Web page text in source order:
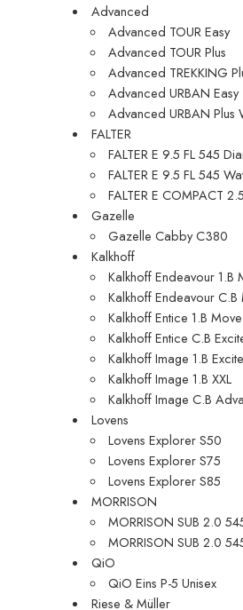
Advanced
Advanced TOUR Easy
Advanced TOUR Plus
Advanced TREKKING
Advanced URBAN Easy
Advanced URBAN Plus
FALTER
FALTER E 9.5 FL 545
FALTER E 9.5 FL 545
FALTER E COMPACT
Gazelle
Gazelle Cabby C380
Kalkhoff
Kalkhoff Endeavour 1.B
Kalkhoff Endeavour C.B
Kalkhoff Entice 1.B Move
Kalkhoff Entice C.B
Kalkhoff Image 1.B Excite
Kalkhoff Image 1.B XXL
Kalkhoff Image C.B
Lovens
Lovens Explorer S50
Lovens Explorer S75
Lovens Explorer S85
MORRISON
MORRISON SUB 2.0
MORRISON SUB 2.0
QiO
QiO Eins P-5 Unisex
Riese & Müller